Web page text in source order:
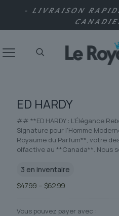
- LIVRAISON
ED HARDY
## **ED HARDY : L’Élégance
Signature pour l’Homme
Royaume du Parfum**, votre
olfactive au **Canada**. Nous
3 en inventaire
$47.99 – $62.99Plage
$47.99
Vous pouvez payer avec :